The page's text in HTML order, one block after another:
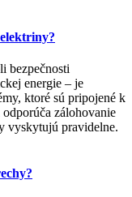
bezpečnosti
energie – je
ktoré sú pripojené k
zálohovanie
vyskytujú pravidelne.